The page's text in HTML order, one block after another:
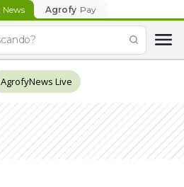
News Agrofy Pay
AgrofyNews Live